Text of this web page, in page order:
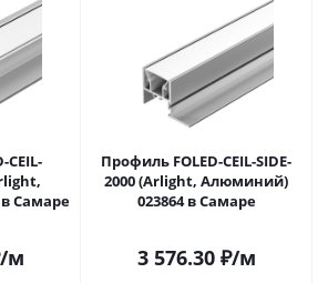
CEIL-
Алюминий) 023863 в Самаре
/м
Профиль FOLED-CEIL-SIDE-
2000 (Arlight, Алюминий)
023864 в Самаре
3 576.30₽/м